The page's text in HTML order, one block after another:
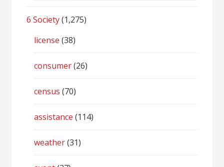
6 Society(1,275)
license (38)
consumer(26)
census (70)
assistance (114)
weather(31)